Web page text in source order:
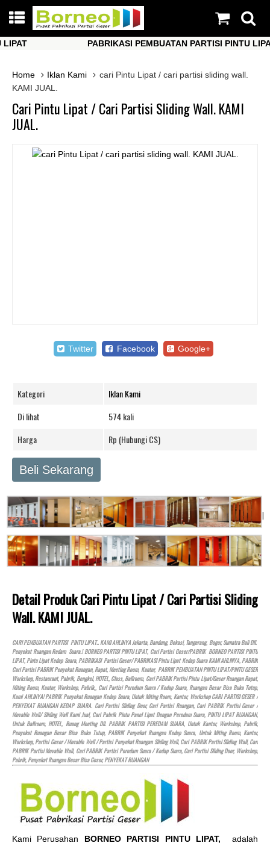
PABRIKASI PEMBUATAN PARTISI PINTU LIPAT
Home
Iklan Kami
cari Pintu Lipat / cari partisi sliding wall.
KAMI JUAL.
Cari Pintu Lipat / Cari Partisi Sliding Wall. KAMI
JUAL.
Twitter Facebook Google+
Kategori
Iklan Kami
Di lihat
574 kali
Harga
Rp (Hubungi CS)
Beli Sekarang
Detail Produk Cari Pintu Lipat / Cari Partisi Sliding
Wall. KAMI JUAL.
CARI PEMBUATAN PARTISI PINTU LIPAT.. KAMI AHLINYA Jakarta, Bandung, Bekasi, Tangerang, Bogor, Sumatra Bali Dll.
Penyekat Ruangan Redam Suara.! BORNEO PARTISI PINTU LIPAT, Cari Partisi Geser/PABRIK BORNEO PARTISI PINTU
LIPAT, Pintu Lipat Kedap Suara, PABRIKASI Partisi Geser/ PABRIKASI Pintu Lipat Kedap Suara KAMI AHLINYA, PABRIK
Cari Partisi PABRIK Penyekat Ruangan, Rapat, Meeting Room, Kantor, PABRIK PEMBUATAN PINTU LIPAT/PINTU GESER
Workshop, Restaurant, Pabrik, Bengkel,HOTEL, Class, Ballroom, Cari PABRIK Partisi Pintu Lipat/Geser Ruangan Rapat,
Miting Room, Kantor, Workshop, Pabrik,, Cari Partisi Peredam Suara / Kedap Suara, Ruangan Besar Bisa Buka Tutup,
Kami AHLINYA! PABRIK Penyekat Ruangan Kedap Suara, Untuk Miting Room, Kantor, Workshop CARI PARTISI GESER /
PENYEKAT RUANGAN KEDAP SUARA. Cari Partisi Sliding Door, Cari Partisi Ruangan, Cari PABRIK Partisi Geser /
Movable Wall/ Sliding Wall Kami Jual, Cari Pabrik Pintu Panel Lipat Dengan Peredam Suara, PINTU LIPAT RUANGAN,
Untuk Ballroom,HOTEL, Ruang Meeting Dll. PABRIK PARTISI PEREDAM SUARA, Untuk Kantor, Workshop, Pabrik,
Penyekat Ruangan Besar Bisa Buka Tutup, PABRIK Penyekat Ruangan Kedap Suara, Untuk Miting Room, Kantor,
Workshop, Partisi Geser / Movable Wall / Partisi Penyekat Ruangan Sliding Wall, Cari PABRIK Partisi Sliding Wall, Cari
PABRIK Partisi Movable Wall, Cari PABRIK Partisi Peredam Suara / Kedap Suara, Cari Partisi Sliding Door, Workshop,
Pabrik, Penyekat Ruangan Besar Bisa Geser, PENYEKAT RUANGAN
Kami Perusahan BORNEO PARTISI PINTU LIPAT, adalah